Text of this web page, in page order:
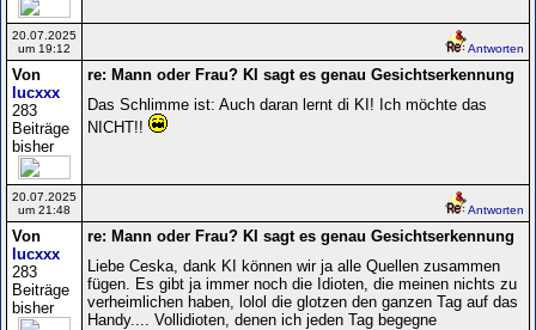
20.07.2025
um 19:12
Antworten
Von
lucxxx
283
Beiträge
bisher
re: Mann oder Frau? KI sagt es genau Gesichtserkennung
Das Schlimme ist: Auch daran lernt di KI! Ich möchte das
NICHT!!
20.07.2025
um 21:48
Antworten
Von
lucxxx
283
Beiträge
bisher
re: Mann oder Frau? KI sagt es genau Gesichtserkennung
Liebe Ceska, dank KI können wir ja alle Quellen zusammen
fügen. Es gibt ja immer noch die Idioten, die meinen nichts zu
verheimlichen haben, lolol die glotzen den ganzen Tag auf das
Handy.... Vollidioten, denen ich jeden Tag begegne